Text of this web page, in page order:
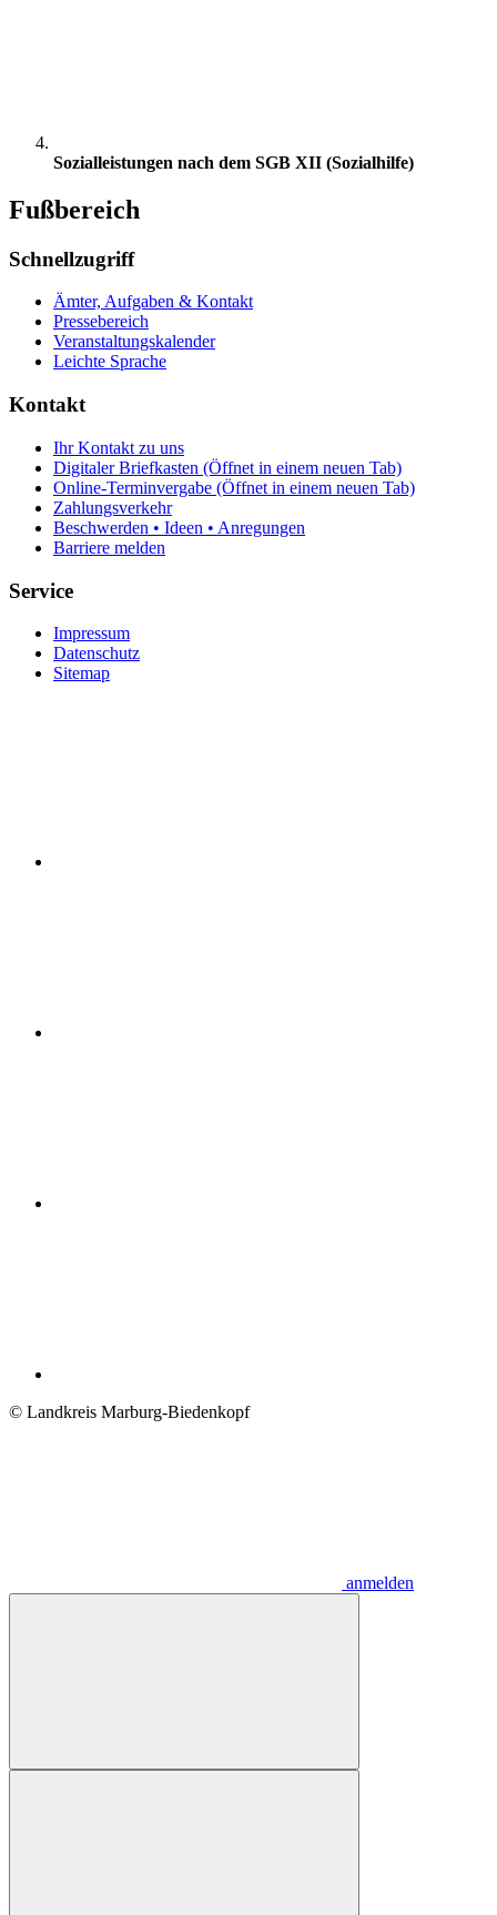
Sozialleistungen nach dem SGB XII (Sozialhilfe)
Fußbereich
Schnellzugriff
Ämter, Aufgaben & Kontakt
Pressebereich
Veranstaltungskalender
Leichte Sprache
Kontakt
Ihr Kontakt zu uns
Digitaler Briefkasten (Öffnet in einem neuen Tab)
Online-Terminvergabe (Öffnet in einem neuen Tab)
Zahlungsverkehr
Beschwerden • Ideen • Anregungen
Barriere melden
Service
Impressum
Datenschutz
Sitemap
© Landkreis Marburg-Biedenkopf
anmelden